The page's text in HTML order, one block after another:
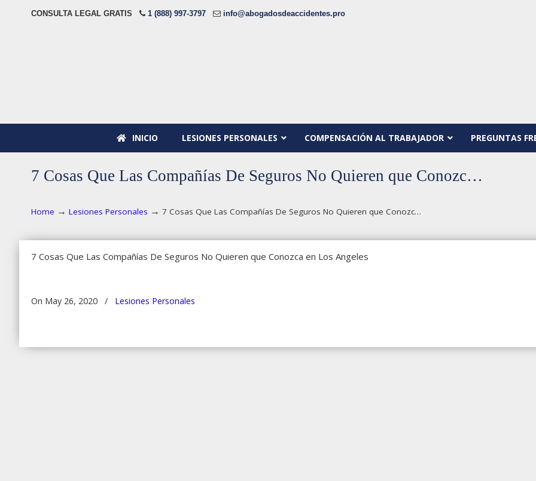
CONSULTA LEGAL GRATIS 1 (888) 997-3797 info@abogadosdeaccidentes.pro
INICIO LESIONES PERSONALES COMPENSACIÓN AL TRABAJADOR PREGUNTAS
7 Cosas Que Las Compañías De Seguros No Quieren que Conozc…
Home → Lesiones Personales → 7 Cosas Que Las Compañías De Seguros No Quieren que Conozc…
7 Cosas Que Las Compañías De Seguros No Quieren que Conozca en Los Angeles
On May 26, 2020 / Lesiones Personales